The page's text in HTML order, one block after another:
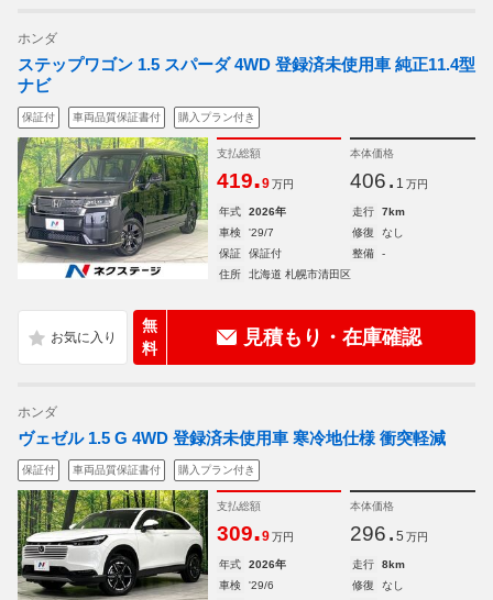
ホンダ
ステップワゴン 1.5 スパーダ 4WD 登録済未使用車 純正11.4型
ナビ
保証付 車両品質保証書付 購入プラン付き
支払総額
419.9 万円
本体価格
406. 1 万円
年式 2026年 走行
7km
車検
'29/7 修復
なし
保証
保証付 整備
-
住所
北海道 札幌市清田区
無
料
見積もり・在庫確認
ホンダ
ヴェゼル 1.5 G 4WD 登録済未使用車 寒冷地仕様 衝突軽減
保証付 車両品質保証書付 購入プラン付き
支払総額
309.9 万円
本体価格
296. 5 万円
年式 2026年 走行
8km
車検
'29/6 修復
なし